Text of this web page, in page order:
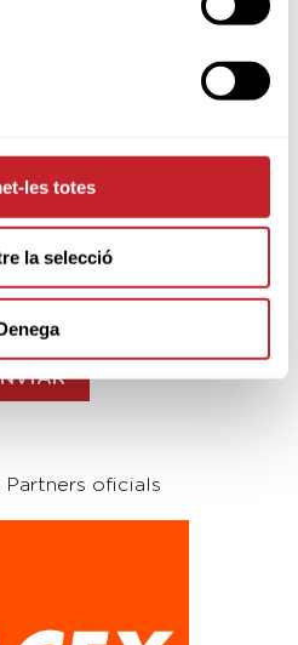
les totes
la selecció
el teu e-mail
d’ús de la inscripció en
la Política de Privacitat
Partners oficials